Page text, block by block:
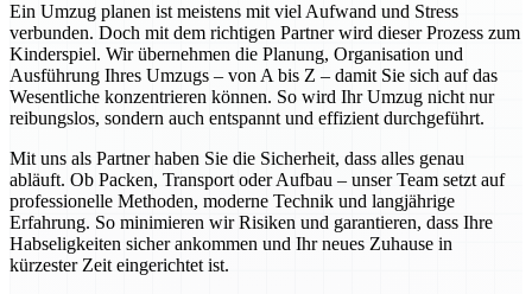
Ein Umzug planen ist meistens mit viel Aufwand und Stress
verbunden. Doch mit dem richtigen Partner wird dieser Prozess zum
Kinderspiel. Wir übernehmen die Planung, Organisation und
Ausführung Ihres Umzugs – von A bis Z – damit Sie sich auf das
Wesentliche konzentrieren können. So wird Ihr Umzug nicht nur
reibungslos, sondern auch entspannt und effizient durchgeführt.
Mit uns als Partner haben Sie die Sicherheit, dass alles genau
abläuft. Ob Packen, Transport oder Aufbau – unser Team setzt auf
professionelle Methoden, moderne Technik und langjährige
Erfahrung. So minimieren wir Risiken und garantieren, dass Ihre
Habseligkeiten sicher ankommen und Ihr neues Zuhause in
kürzester Zeit eingerichtet ist.